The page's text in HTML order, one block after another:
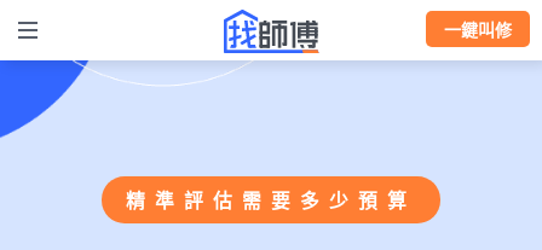
一鍵叫修
精準評估需要多少預算